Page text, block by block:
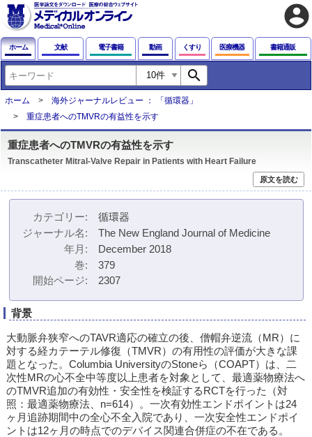
account_circle
ホーム 文献 電子書籍 動画 くすり 医療機器 書籍通販
search
ホーム
海外ジャーナルレビュー ： 「循環器」
重症患者へのTMVRの有益性を示す
重症患者へのTMVRの有益性を示す
Transcatheter Mitral-Valve Repair in Patients with Heart Failure
原文を読む
カテゴリー
循環器
ジャーナル名
The New England Journal of Medicine
年月
December 2018
巻
379
開始ページ
2307
背景
大動脈弁狭窄へのTAVR適応の確立の後、僧帽弁逆流（MR）に
対する経カテーテル修復（TMVR）の有用性の評価が大きな課
題となった。Columbia UniversityのStoneら（COAPT）は、二
次性MRの心不全中等度以上患者を対象として、最適薬物療法へ
のTMVR追加の有効性・安全性を検証するRCTを行った（対
照：最適薬物療法、n=614）。一次有効性エンドポイントは24
ヶ月追跡期間中の全心不全入院であり、一次安全性エンドポイ
ントは12ヶ月の時点でのデバイス関連合併症の不在である。